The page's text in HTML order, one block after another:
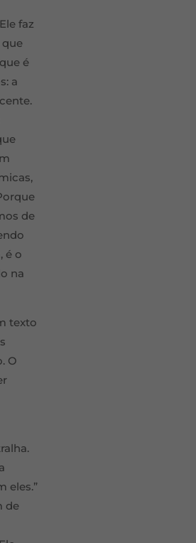
faz
que
é
a
de
é o
na
texto
O
eles.”
de